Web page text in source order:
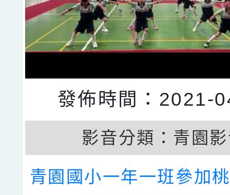
發佈時間：2021-
影音分類： 青園
青園國小一年一班參加